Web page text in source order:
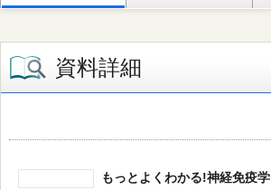
資料詳細
もっとよくわかる!神経免疫学